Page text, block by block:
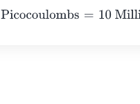
Picocoulombs=10